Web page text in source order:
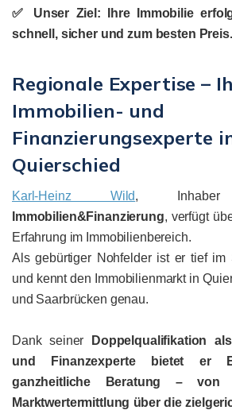
✅ Unser Ziel: Ihre Immobilie
schnell, sicher und zum besten Preis.
Regionale Expertise –
Immobilien- und
Finanzierungsexperte
Quierschied
Karl-Heinz Wild,
Immobilien&Finanzierung, verfügt
Erfahrung im Immobilienbereich.
Als gebürtiger Nohfelder ist er tief im
und kennt den Immobilienmarkt in
und Saarbrücken genau.
Dank seiner
Doppelqualifikation
und Finanzexperte bietet er
ganzheitliche Beratung – von
Marktwertermittlung über die